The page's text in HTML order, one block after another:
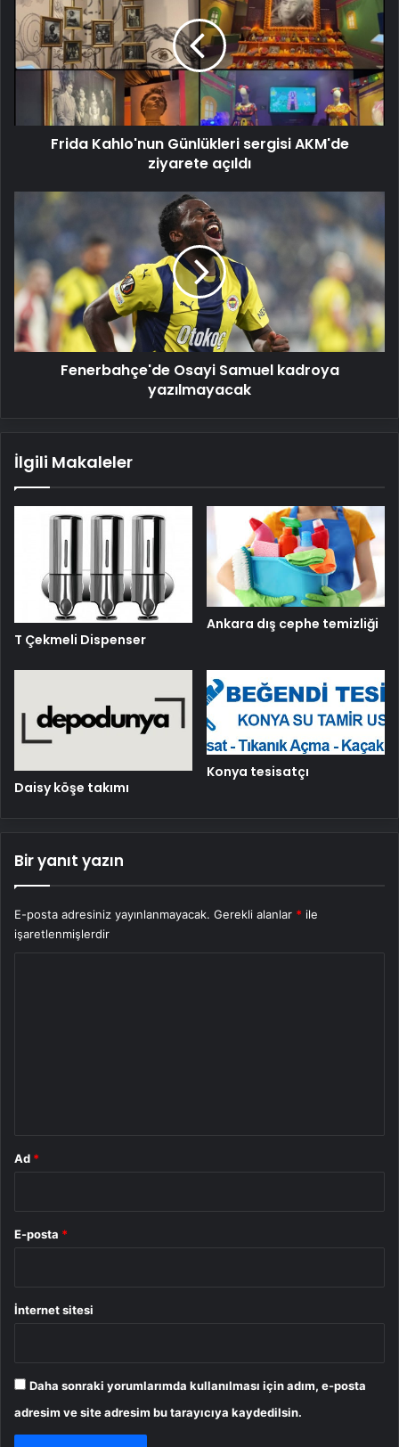
Günlükleri
sergisi
AKM'de
ziyarete
Frida Kahlo'nun Günlükleri sergisi AKM'de
ziyarete açıldı
Fenerbahçe'de
kadroya
yazılmayacak
Fenerbahçe'de Osayi Samuel kadroya
yazılmayacak
İlgili Makaleler
T Çekmeli Dispenser
Ankara dış cephe temizliği
Daisy köşe takımı
Konya tesisatçı
Bir yanıt yazın
E-posta adresiniz yayınlanmayacak. Gerekli alanlar * ile
işaretlenmişlerdir
Ad *
E-posta *
İnternet sitesi
Daha sonraki yorumlarımda kullanılması için adım, e-posta
adresim ve site adresim bu tarayıcıya kaydedilsin.